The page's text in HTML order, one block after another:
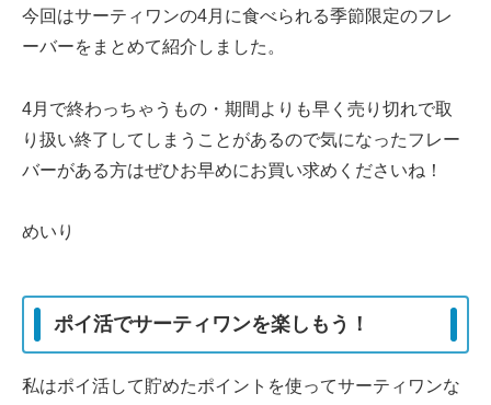
今回はサーティワンの4月に食べられる季節限定のフレ
ーバーをまとめて紹介しました。
4月で終わっちゃうもの・期間よりも早く売り切れで取
り扱い終了してしまうことがあるので気になったフレー
バーがある方はぜひお早めにお買い求めくださいね！
めいり
ポイ活でサーティワンを楽しもう！
私はポイ活して貯めたポイントを使ってサーティワンな